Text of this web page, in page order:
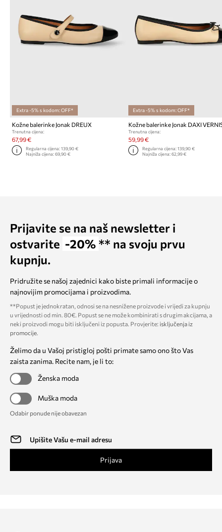
Extra -5% s kodom: OFF*
Kožne balerinke Jonak DREUX
Trenutna cijena:
67,99 €
Regularna cijena:139,90 €
Najniža cijena:69,90 €
Extra -5% s kodom: OFF*
Kožne balerinke Jonak DAXI
Trenutna cijena:
59,99 €
Regularna cijena: 139,90 €
Najniža cijena: 62,99 €
Prijavite se na naš newsletter i
ostvarite -20% ** na svoju prvu
kupnju.
Pridružite se našoj zajednici kako biste primali informacije o
najnovijim promocijama i proizvodima.
**Popust je jednokratan, odnosi se na nesnižene proizvode i vrijedi za kupnju
u vrijednosti od min. 80€. Popust se ne može kombinirati s drugim akcijama, a
neki proizvodi mogu biti isključeni iz popusta. Provjerite: isključenja iz
promocije.
Želimo da u Vašoj pristigloj pošti primate samo ono što Vas
zaista zanima. Recite nam, je li to:
Ženska moda
Muška moda
Odabir ponude nije obavezan
Prijava